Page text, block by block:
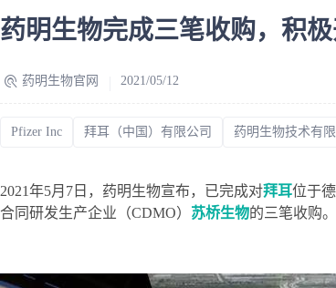
产品立项评估及管线规划
数
深度分析
过评精
时讯
科普
医药市场洞察中心
2026年Q1总销售额：3,066亿元
政策法规
药品生产企业
回放 从实验室到10亿爆款：创新药商业化的选择、组织与执行
王中健
药明生物完成三笔收购，积
药明生物官网 2021/05/12
Pfizer Inc 拜耳（中国）有限公司 药明生物技术有限
2021年5月7日，药明生物宣布，已完成对拜耳位于
合同研发生产企业（CDMO） 苏桥生物的三笔收购。